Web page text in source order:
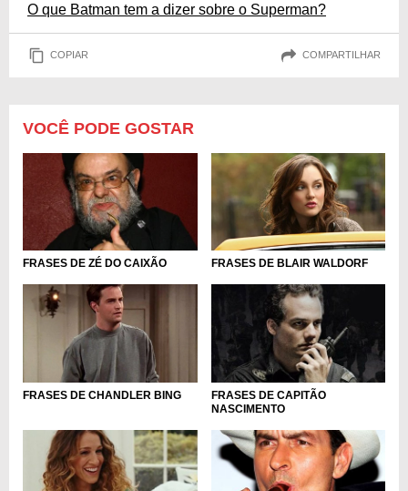
O que Batman tem a dizer sobre o Superman?
COPIAR COMPARTILHAR
VOCÊ PODE GOSTAR
FRASES DE ZÉ DO CAIXÃO FRASES DE BLAIR WALDORF
FRASES DE CHANDLER BING
FRASES DE CAPITÃO
NASCIMENTO